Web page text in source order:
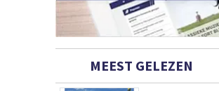
MEEST GELEZEN